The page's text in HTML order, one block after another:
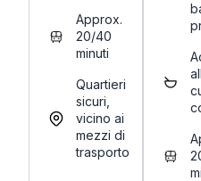
Approx.
20/40
minuti
Quartieri
sicuri,
vicino ai
mezzi di
trasporto